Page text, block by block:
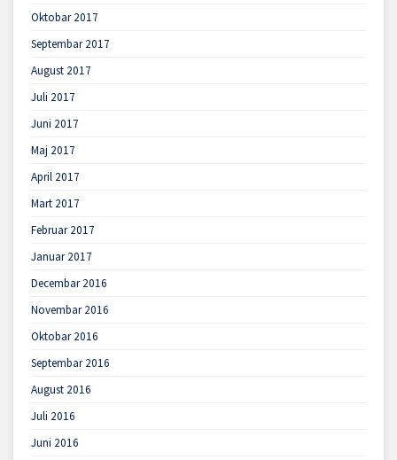
Oktobar 2017
Septembar 2017
August 2017
Juli 2017
Juni 2017
Maj 2017
April 2017
Mart 2017
Februar 2017
Januar 2017
Decembar 2016
Novembar 2016
Oktobar 2016
Septembar 2016
August 2016
Juli 2016
Juni 2016